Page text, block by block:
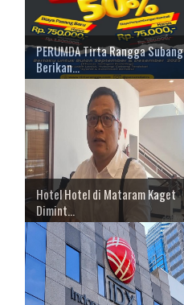
PERUMDA Tirta Rangga Subang
Berikan...
Hotel Hotel di Mataram Kaget
Dimint...